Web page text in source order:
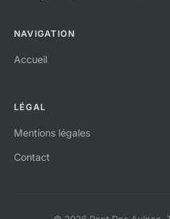
NAVIGATION
Accueil
LÉGAL
Mentions légales
Contact